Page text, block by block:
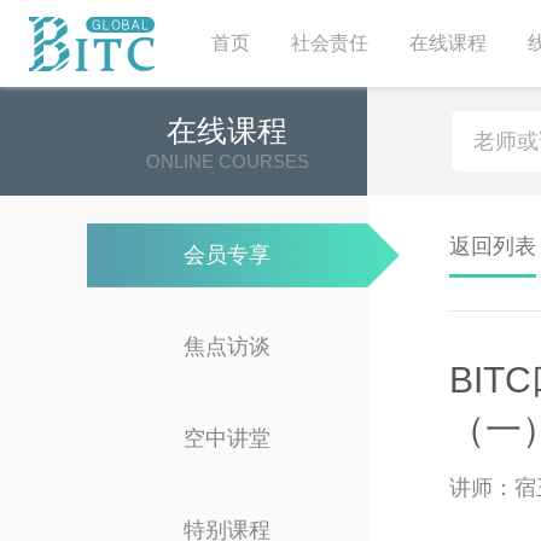
首页 社会责任 在线课程
在线课程
ONLINE COURSES
会员专享
焦点访谈
空中讲堂
特别课程
返回列表
（一
讲师：